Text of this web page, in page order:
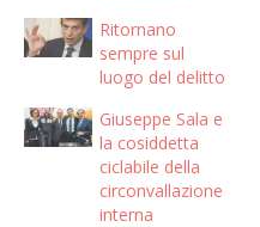
Ritornano
sempre sul
luogo del delitto
Giuseppe Sala e
la cosiddetta
ciclabile della
circonvallazione
interna